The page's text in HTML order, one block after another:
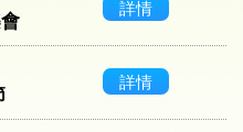
詳情
詳情